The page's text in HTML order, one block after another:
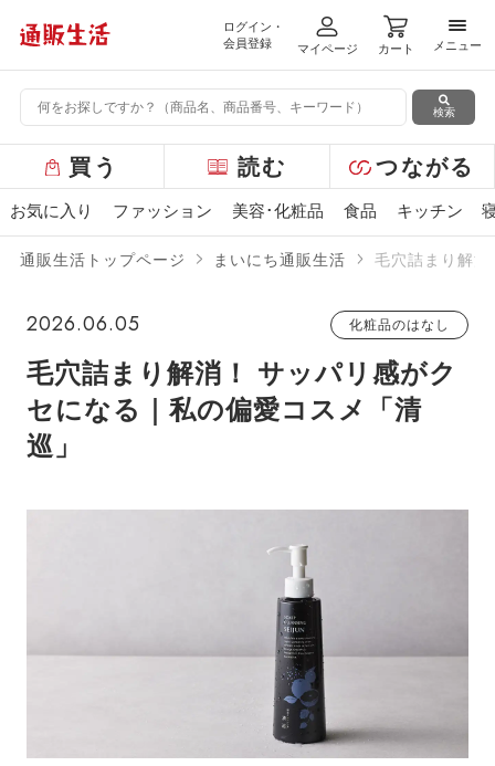
ログイン・
会員登録
マイページ カート
メ
メニュー
検索
ー
バ
買う 読む つながる
お気に入り ファッション 美容･化粧品 食品 キッチン
通販生活トップページ まいにち通販生活 毛穴詰まり解
2026.06.05 化粧品のはなし
毛穴詰まり解消！ サッパリ感がク
セになる｜私の偏愛コスメ「清
巡」